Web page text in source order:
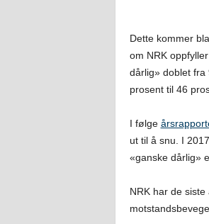
Dette kommer
om NRK
dårlig» doblet fra
prosent til 46
I følge
ut til å snu. I
«ganske dårlig»
NRK har de